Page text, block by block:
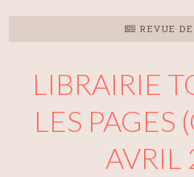
REVUE DE
LIBRAIRIE
LES PAGES
AVRIL